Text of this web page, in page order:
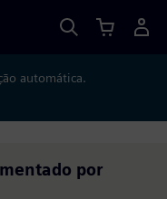
automática.
por